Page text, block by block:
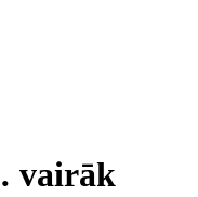
vairāk